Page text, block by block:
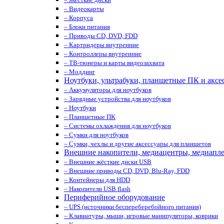
– Видеокарты
– Корпуса
– Блоки питания
– Приводы CD, DVD, FDD
– Картридеры внутренние
– Контроллеры внутренние
– ТВ-тюнеры и карты видеозахвата
– Моддинг
Ноутбуки, ультрабуки, планшетные ПК и
– Аккумуляторы для ноутбуков
– Зарядные устройства для ноутбуков
– Ноутбуки
– Планшетные ПК
– Системы охлаждения для ноутбуков
– Сумки для ноутбуков
– Сумки, чехлы и другие аксессуары для планшетов
Внешние накопители, медиацентры,
– Внешние жёсткие диски USB
– Внешние приводы CD, DVD, Blu-Ray, FDD
– Контейнеры для HDD
– Накопители USB flash
Периферийное оборудование
– UPS (источники беспереберебойного питания)
– Клавиатуры, мыши, игровые манипуляторы, коврики